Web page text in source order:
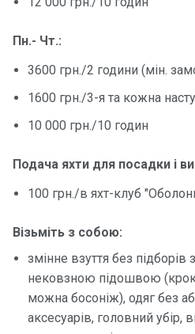
Пн.- Чт.:
3600 грн./2 години (мін.
1600 грн./3-я та кожна
10 000 грн./10 годин
Подача яхти для посадки і
100 грн./в яхт-клуб
Візьміть з собою:
змінне взуття без
нековзною підошвою
можна босоніж), одяг без
аксесуарів, головний убір,
и